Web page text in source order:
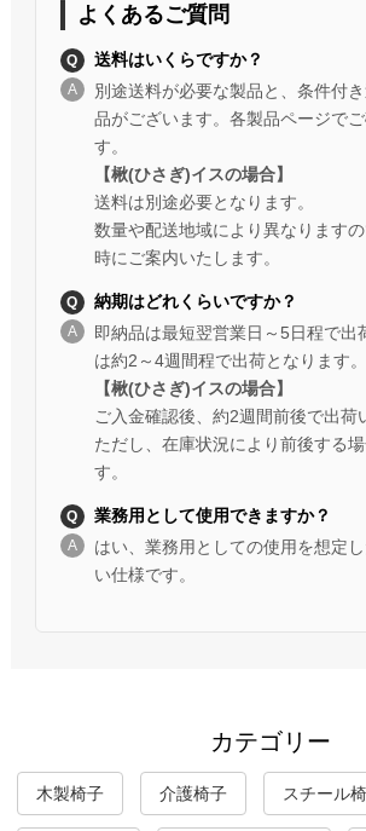
よくあるご質問
送料はいくらですか？
別途送料が必要な製品と、条件付
品がございます。各製品ページで
す。
【楸(ひさぎ)イスの場合】
送料は別途必要となります。
数量や配送地域により異なります
時にご案内いたします。
納期はどれくらいですか？
即納品は最短翌営業日～5日程で出
は約2～4週間程で出荷となります。
【楸(ひさぎ)イスの場合】
ご入金確認後、約2週間前後で出荷
ただし、在庫状況により前後する
す。
業務用として使用できますか？
はい、業務用としての使用を想定
い仕様です。
カテゴリー
木製椅子 介護椅子 スチール